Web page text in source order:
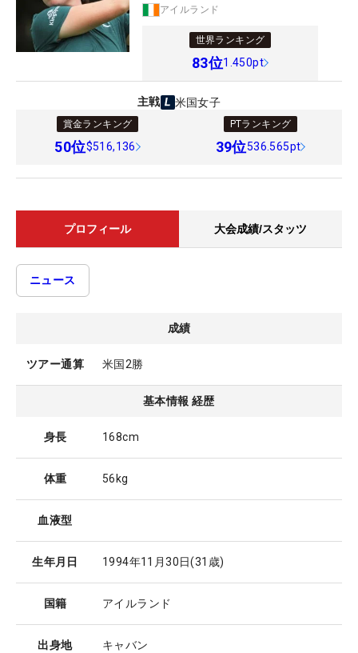
アイルランド
世界ランキング
83位1.450pt
主戦 米国女子
賞金ランキング
50位$516,136
PTランキング
39位536.565pt
プロフィール 大会成績/スタッツ
ニュース
成績
ツアー通算 米国2勝
基本情報 経歴
身長 168cm
体重 56kg
血液型
生年月日 1994年11月30日(31歳)
国籍 アイルランド
出身地 キャバン